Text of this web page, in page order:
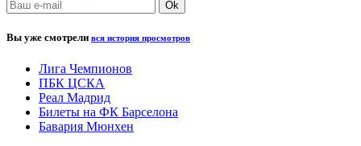
Вы уже смотрели вся история просмотров
Лига Чемпионов
ПБК ЦСКА
Реал Мадрид
Билеты на ФК Барселона
Бавария Мюнхен